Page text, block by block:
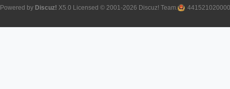
Powered by Discuz! X5.0 Licensed © 2001-2026 Discuz! Team.